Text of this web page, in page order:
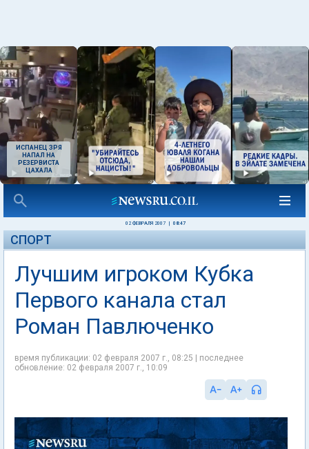
ИСПАНЕЦ ЗРЯ
НАПАЛ НА
РЕЗЕРВИСТА
ЦАХАЛА
02 ФЕВРАЛЯ 2007 08:47
СПОРТ
Лучшим игроком Кубка
Первого канала стал
Роман Павлюченко
время публикации: 02 февраля 2007 г., 08:25 | последнее
обновление: 02 февраля 2007 г., 10:09